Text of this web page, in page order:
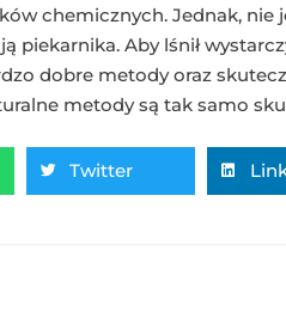
chemicznych. Jednak, nie
piekarnika. Aby lśnił
dobre metody oraz
metody są tak samo
Twitter